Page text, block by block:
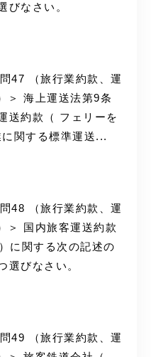
びなさい。
47 （旅行業約款、運
＞ 海上運送法第9条
送約款（ フェリーを
関する標準運送...
48 （旅行業約款、運
＞ 国内旅客運送約款
に関する次の記述の
選びなさい。
49 （旅行業約款、運